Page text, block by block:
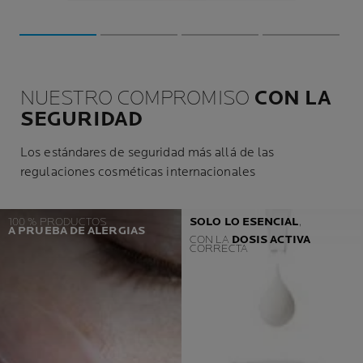
NUESTRO COMPROMISO CON LA
SEGURIDAD
Los estándares de seguridad más allá de las
regulaciones cosméticas internacionales
100 % PRODUCTOS
A PRUEBA DE ALERGIAS
SOLO LO ESENCIAL,
CON LA DOSIS ACTIVA
CORRECTA